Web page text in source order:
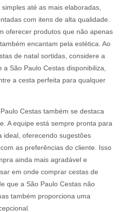
até as mais elaboradas,
com itens de alta qualidade.
oferecer produtos que não apenas
encantam pela estética. Ao
de natal sortidas, considere a
São Paulo Cestas disponibiliza,
a cesta perfeita para qualquer
Cestas também se destaca
A equipe está sempre pronta para
ideal, oferecendo sugestões
as preferências do cliente. Isso
ainda mais agradável e
em onde comprar cestas de
que a São Paulo Cestas não
também proporciona uma